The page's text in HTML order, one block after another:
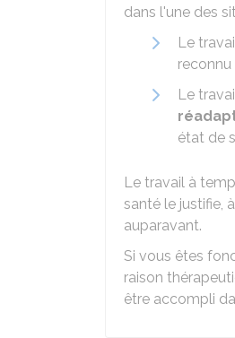
dans l'une des
Le
Le
état de
Le travail à
santé le justifie,
auparavant.
Si vous êtes
raison
être accompli